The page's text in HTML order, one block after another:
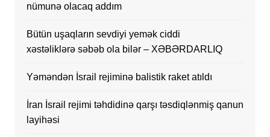
nümunə olacaq addım
Bütün uşaqların sevdiyi yemək ciddi
xəstəliklərə səbəb ola bilər – XƏBƏRDARLIQ
Yəməndən İsrail rejiminə balistik raket atıldı
İran İsrail rejimi təhdidinə qarşı təsdiqlənmiş qanun
layihəsi